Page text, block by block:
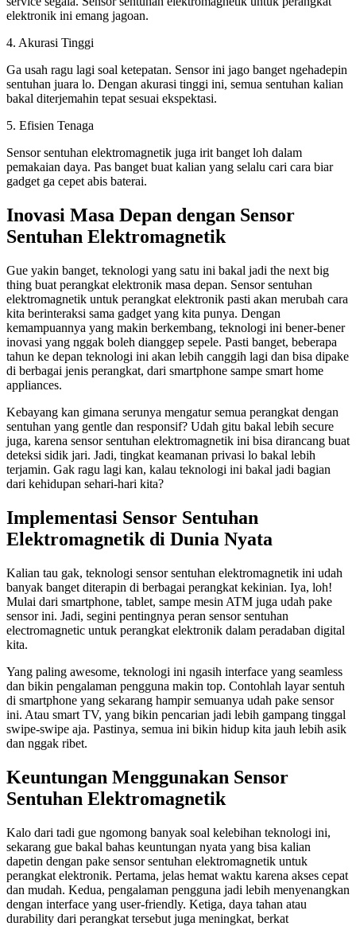
elektronik ini emang jagoan.
4. Akurasi Tinggi
Ga usah ragu lagi soal ketepatan. Sensor ini jago banget ngehadepin
sentuhan juara lo. Dengan akurasi tinggi ini, semua sentuhan kalian
bakal diterjemahin tepat sesuai ekspektasi.
5. Efisien Tenaga
Sensor sentuhan elektromagnetik juga irit banget loh dalam
pemakaian daya. Pas banget buat kalian yang selalu cari cara biar
gadget ga cepet abis baterai.
Inovasi Masa Depan dengan Sensor
Sentuhan Elektromagnetik
Gue yakin banget, teknologi yang satu ini bakal jadi the next big
thing buat perangkat elektronik masa depan. Sensor sentuhan
elektromagnetik untuk perangkat elektronik pasti akan merubah cara
kita berinteraksi sama gadget yang kita punya. Dengan
kemampuannya yang makin berkembang, teknologi ini bener-bener
inovasi yang nggak boleh dianggep sepele. Pasti banget, beberapa
tahun ke depan teknologi ini akan lebih canggih lagi dan bisa dipake
di berbagai jenis perangkat, dari smartphone sampe smart home
appliances.
Kebayang kan gimana serunya mengatur semua perangkat dengan
sentuhan yang gentle dan responsif? Udah gitu bakal lebih secure
juga, karena sensor sentuhan elektromagnetik ini bisa dirancang buat
deteksi sidik jari. Jadi, tingkat keamanan privasi lo bakal lebih
terjamin. Gak ragu lagi kan, kalau teknologi ini bakal jadi bagian
dari kehidupan sehari-hari kita?
Implementasi Sensor Sentuhan
Elektromagnetik di Dunia Nyata
Kalian tau gak, teknologi sensor sentuhan elektromagnetik ini udah
banyak banget diterapin di berbagai perangkat kekinian. Iya, loh!
Mulai dari smartphone, tablet, sampe mesin ATM juga udah pake
sensor ini. Jadi, segini pentingnya peran sensor sentuhan
electromagnetic untuk perangkat elektronik dalam peradaban digital
kita.
Yang paling awesome, teknologi ini ngasih interface yang seamless
dan bikin pengalaman pengguna makin top. Contohlah layar sentuh
di smartphone yang sekarang hampir semuanya udah pake sensor
ini. Atau smart TV, yang bikin pencarian jadi lebih gampang tinggal
swipe-swipe aja. Pastinya, semua ini bikin hidup kita jauh lebih asik
dan nggak ribet.
Keuntungan Menggunakan Sensor
Sentuhan Elektromagnetik
Kalo dari tadi gue ngomong banyak soal kelebihan teknologi ini,
sekarang gue bakal bahas keuntungan nyata yang bisa kalian
dapetin dengan pake sensor sentuhan elektromagnetik untuk
perangkat elektronik. Pertama, jelas hemat waktu karena akses cepat
dan mudah. Kedua, pengalaman pengguna jadi lebih menyenangkan
dengan interface yang user-friendly. Ketiga, daya tahan atau
durability dari perangkat tersebut juga meningkat, berkat